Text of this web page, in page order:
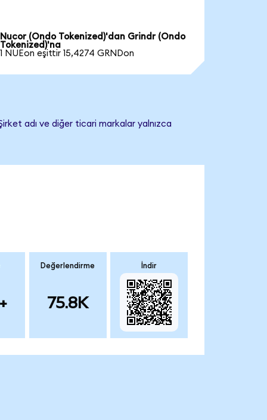
Nucor (Ondo Tokenized)'dan Grindr (Ondo
Tokenized)'na
1 NUEon eşittir 15,4274 GRNDon
adı ve diğer ticari markalar yalnızca
Değerlendirme
75.8K
İndir